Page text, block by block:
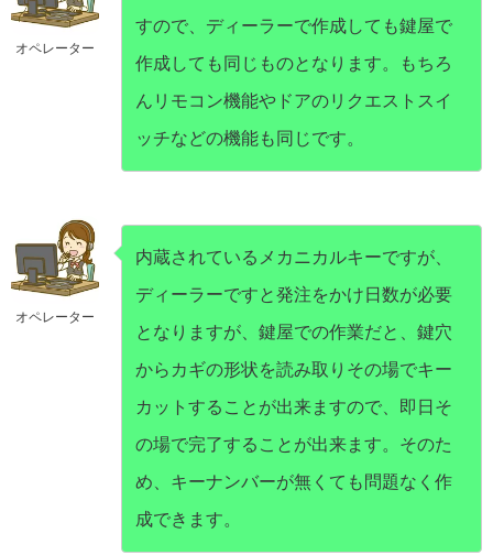
オペレーター
すので、ディーラーで作成しても鍵屋で
作成しても同じものとなります。もちろ
んリモコン機能やドアのリクエストスイ
ッチなどの機能も同じです。
オペレーター
内蔵されているメカニカルキーですが、
ディーラーですと発注をかけ日数が必要
となりますが、鍵屋での作業だと、鍵穴
からカギの形状を読み取りその場でキー
カットすることが出来ますので、即日そ
の場で完了することが出来ます。そのた
め、キーナンバーが無くても問題なく作
成できます。